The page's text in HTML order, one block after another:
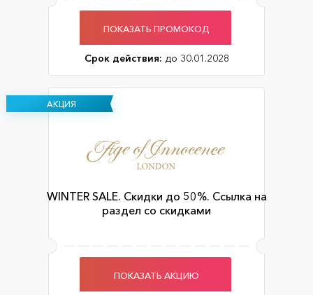
ПОКАЗАТЬ ПРОМОКОД
Срок действия: до 30.01.2028
АКЦИЯ
WINTER SALE. Скидки до 50%. Ссылка на
раздел со скидками
ПОКАЗАТЬ АКЦИЮ